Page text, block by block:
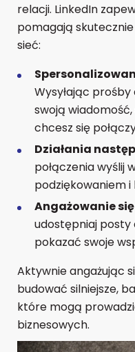
relacji. LinkedIn
pomagają
sieć:
Wysyłając prośby
swoją
chcesz się
Działania
połączenia wyślij
podziękowaniem
Angażowanie
udostępniaj posty
pokazać swoje
Aktywnie angażując
budować silniejsze,
które mogą
biznesowych.